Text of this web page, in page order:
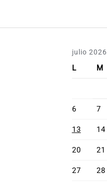
julio 2026
L M
6 7
13 14
20 21
27 28